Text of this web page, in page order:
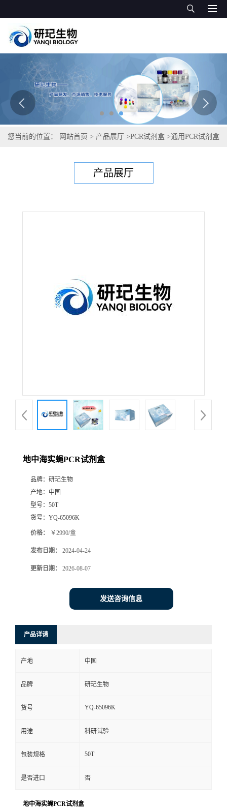
您当前的位置： 网站首页 > 产品展厅 >PCR试剂盒 >通用PCR试剂盒
产品展厅
地中海实蝇PCR试剂盒
品牌： 研玘生物
产地： 中国
型号： 50T
货号： YQ-65096K
价格： ￥2990/盒
发布日期： 2024-04-24
更新日期： 2026-08-07
发送咨询信息
产品详请
产地 中国
品牌 研玘生物
货号 YQ-65096K
用途 科研试验
包装规格 50T
是否进口 否
地中海实蝇PCR试剂盒